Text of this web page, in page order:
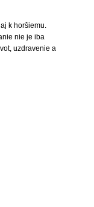
k horšiemu.
nie je iba
uzdravenie a